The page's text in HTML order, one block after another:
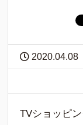
2020.04.08
TVショッピ